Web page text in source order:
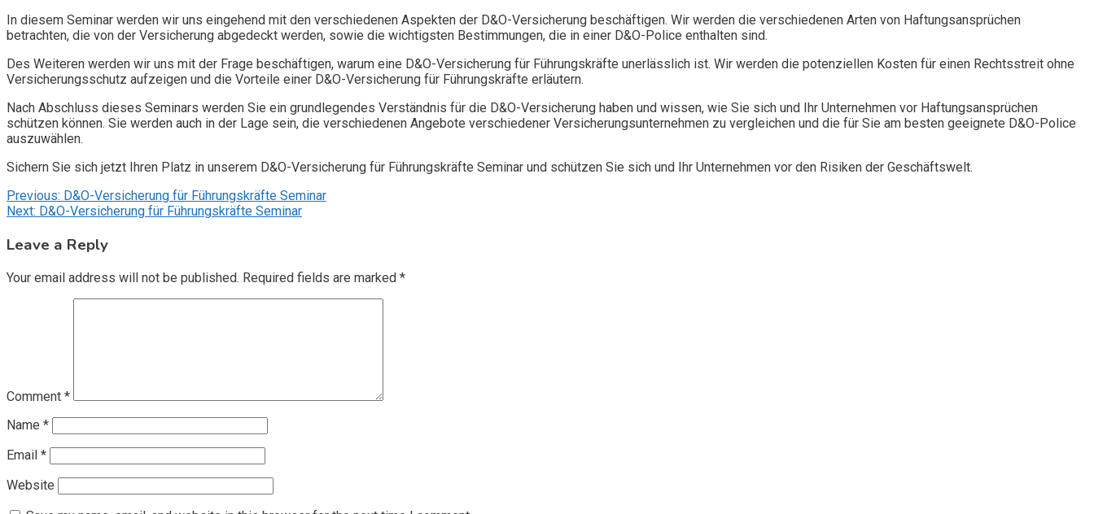
In diesem Seminar werden wir uns eingehend mit den verschiedenen Aspekten der D&O-Versicherung beschäftigen. Wir werden die verschiedenen Arten von Haftungsansprüchen
betrachten, die von der Versicherung abgedeckt werden, sowie die wichtigsten Bestimmungen, die in einer D&O-Police enthalten sind.
Des Weiteren werden wir uns mit der Frage beschäftigen, warum eine D&O-Versicherung für Führungskräfte unerlässlich ist. Wir werden die potenziellen Kosten für einen Rechtsstreit ohne
Versicherungsschutz aufzeigen und die Vorteile einer D&O-Versicherung für Führungskräfte erläutern.
Nach Abschluss dieses Seminars werden Sie ein grundlegendes Verständnis für die D&O-Versicherung haben und wissen, wie Sie sich und Ihr Unternehmen vor Haftungsansprüchen
schützen können. Sie werden auch in der Lage sein, die verschiedenen Angebote verschiedener Versicherungsunternehmen zu vergleichen und die für Sie am besten geeignete D&O-Police
auszuwählen.
Sichern Sie sich jetzt Ihren Platz in unserem D&O-Versicherung für Führungskräfte Seminar und schützen Sie sich und Ihr Unternehmen vor den Risiken der Geschäftswelt.
Post
navigation
Previous: D&O-Versicherung für Führungskräfte Seminar
Next: D&O-Versicherung für Führungskräfte Seminar
Leave a Reply
Your email address will not be published. Required fields are marked *
Comment *
Name *
Email *
Website